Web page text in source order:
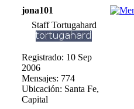
jona101
Staff Tortugahard
Registrado: 10 Sep
2006
Mensajes: 774
Ubicación: Santa Fe,
Capital